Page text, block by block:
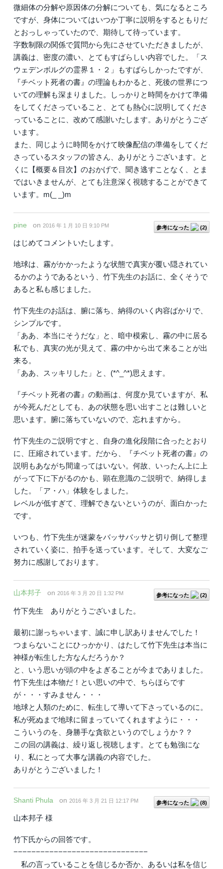
微細体の分解や原因体の分解についても、気になるところ
ですが、身体についてはいつか丁寧に説明をするともりだ
とおっしゃっていたので、期待して待っています。
字数制限の関係で質問から先にさせていただきましたが、
講義は、密度の濃い、とてもすばらしい内容でした。「ス
ウェデンボルグの霊界１・２」もすばらしかったですが、
『チベット死者の書』の理論もわかると、死後の世界につ
いての理解も深まりました。しっかりと時間をかけて準備
をしてくださっていること、とても熱心に説明してくださ
っていることに、改めて感謝いたします。ありがとうござ
います。
また、同じように時間をかけて映像配信の準備をしてくだ
さっているスタッフの皆さん、ありがとうございます。と
くに【概要＆目次】のおかげで、聞き逃すことなく、とま
ではいきませんが、とても注意深く視聴することができて
います。m(_ _)m
参考になった (2)
pine on 2016 年 1 月 10 日 9:10 PM
はじめてコメントいたします。
地球は、霧がかかったような状態で真実が覆い隠されてい
るかのようであるという、竹下先生のお話に、全くそうで
あると私も感じました。
竹下先生のお話は、腑に落ち、納得のいく内容ばかりで、
シンプルです。
「ああ、本当にそうだな」と、暗中模索し、霧の中に居る
私でも、真実の光が見えて、霧の中から出て来ることが出
来る。
「ああ、スッキリした」と、(*^_^*)思えます。
『チベット死者の書』の動画は、何度か見ていますが、私
が今死んだとしても、あの状態を思い出すことは難しいと
思います。腑に落ちていないので、忘れますから。
竹下先生のご説明ですと、自身の進化段階に合ったとおり
に、圧縮されています。だから、『チベット死者の書』の
説明もあながち間違ってはいない。何故、いったん上に上
がって下に下がるのかも、顕在意識のご説明で、納得しま
した。「ア・ハ」体験をしました。
レベルが低すぎて、理解できないというのが、面白かった
です。
いつも、竹下先生が迷蒙をバッサバッサと切り倒して整理
されていく姿に、拍手を送っています。そして、大変なご
努力に感謝しております。
参考になった (2)
山本邦子 on 2016 年 3 月 20 日 1:32 PM
竹下先生 ありがとうございました。
最初に謝っちゃいます、誠に申し訳ありませんでした！
つまらないことにひっかかり、はたして竹下先生は本当に
神様が転生した方なんだろうか？
と、いう思いが頭の中をよぎることが今までありました。
竹下先生は本物だ！とい思いの中で、ちらほらです
が・・・すみません・・・
地球と人類のために、転生して導いて下さっているのに。
私が死ぬまで地球に留まっていてくれますように・・・
こういうのを、身勝手な貪欲というのでしょうか？？
この回の講義は、繰り返し視聴します。とても勉強にな
り、私にとって大事な講義の内容でした。
ありがとうございました！
参考になった (8)
Shanti Phula on 2016 年 3 月 21 日 12:17 PM
山本邦子 様
竹下氏からの回答です。
−−−−−−−−−−−−−−−−−−−−−−−−−−−−−−
私の言っていることを信じるか否か、あるいは私を信じ